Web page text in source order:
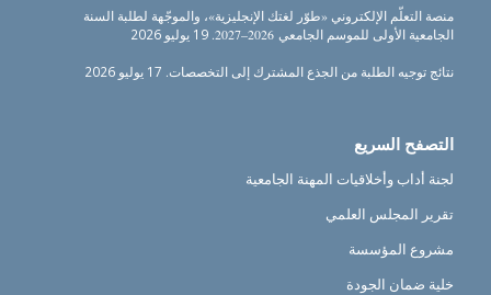
منصة التعلّم الإلكتروني «طوّر لغتك الإنجليزية»، والموجّهة لطلبة السنة
الجامعية الأولى للموسم الجامعي 2026–2027.
19 يوليو 2026
نتائج توجيه الطلبة من الجذع المشترك إلى التخصصات. 17 يوليو 2026
التصفح السريع
لجنة أداب وأخلاقيات المهنة الجامعية
تقرير المجلس العلمي
مشروع المؤسسة
خلية ضمان الجودة